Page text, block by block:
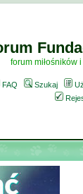
forum miłośników
FAQ Szukaj